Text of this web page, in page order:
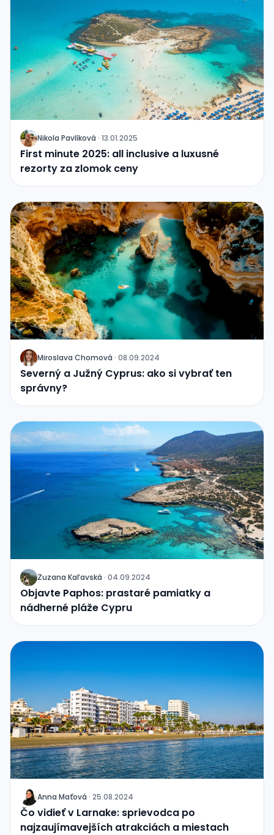
J Nikola Pavlíková · 13.01.2025
First minute 2025: all inclusive a luxusné
rezorty za zlomok ceny
J Miroslava Chomová · 08.09.2024
Severný a Južný Cyprus: ako si vybrať ten
správny?
J Zuzana Kaľavská · 04.09.2024
Objavte Paphos: prastaré pamiatky a
nádherné pláže Cypru
J Anna Maťová · 25.08.2024
Čo vidieť v Larnake: sprievodca po
najzaujímavejších atrakciách a miestach